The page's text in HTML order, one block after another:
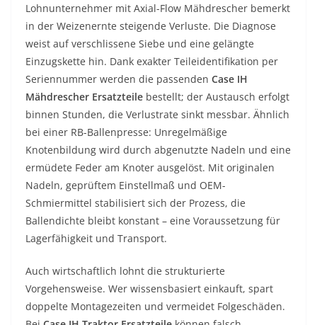
Lohnunternehmer mit Axial-Flow Mähdrescher bemerkt
in der Weizenernte steigende Verluste. Die Diagnose
weist auf verschlissene Siebe und eine gelängte
Einzugskette hin. Dank exakter Teileidentifikation per
Seriennummer werden die passenden Case IH
Mähdrescher Ersatzteile bestellt; der Austausch erfolgt
binnen Stunden, die Verlustrate sinkt messbar. Ähnlich
bei einer RB-Ballenpresse: Unregelmäßige
Knotenbildung wird durch abgenutzte Nadeln und eine
ermüdete Feder am Knoter ausgelöst. Mit originalen
Nadeln, geprüftem Einstellmaß und OEM-
Schmiermittel stabilisiert sich der Prozess, die
Ballendichte bleibt konstant – eine Voraussetzung für
Lagerfähigkeit und Transport.
Auch wirtschaftlich lohnt die strukturierte
Vorgehensweise. Wer wissensbasiert einkauft, spart
doppelte Montagezeiten und vermeidet Folgeschäden.